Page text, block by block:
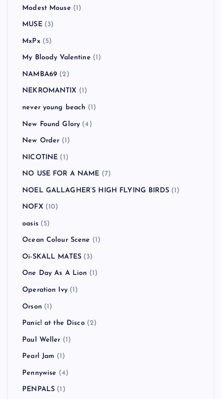
Modest Mouse (1)
MUSE(3)
MxPx(5)
My Bloody Valentine (1)
NAMBA69 (2)
NEKROMANTIX (1)
never young beach (1)
New Found Glory (4)
New Order (1)
NICOTINE (1)
NO USE FOR A NAME (7)
NOEL GALLAGHER’S HIGH FLYING BIRDS(1)
NOFX (10)
oasis(5)
Ocean Colour Scene (1)
Oi-SKALL MATES (3)
One Day As A Lion (1)
Operation Ivy(1)
Orson (1)
Panic! at the Disco(2)
Paul Weller (1)
Pearl Jam (1)
Pennywise (4)
PENPALS (1)